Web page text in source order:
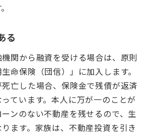
る
関から融資を受ける場合は、原則
命保険（団信）」に加入します。
亡した場合、保険金で残債が返済
ています。本人に万が一のことが
ンのない不動産を残せるので、生
ます。家族は、不動産投資を引き